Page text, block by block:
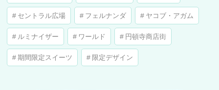
セントラル広場 フェルナンダ ヤコブ・アガム
ルミナイザー ワールド 円頓寺商店街
期間限定スイーツ 限定デザイン